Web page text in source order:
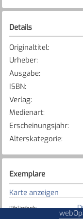
Details
Originaltitel:
Urheber:
Ausgabe:
ISBN:
Verlag:
Medienart:
Erscheinungsjahr:
Alterskategorie:
Exemplare
Karte anzeigen
Bibliothek: